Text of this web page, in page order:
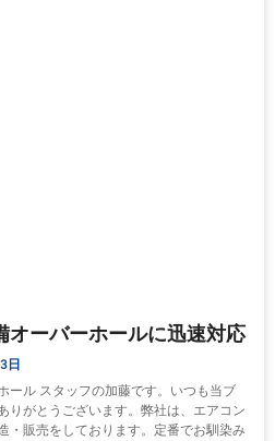
オーバーホールに迅速対応
日
ール スタッフの加藤です。いつも当ブ
りがとうございます。弊社は、エアコン
・販売をしております。定番でお馴染み